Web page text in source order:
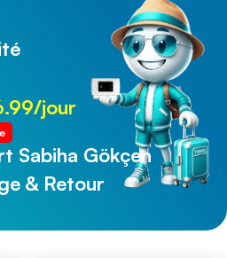
jour
Sabiha Gökçen
& Retour
de Trabzon
& Retour